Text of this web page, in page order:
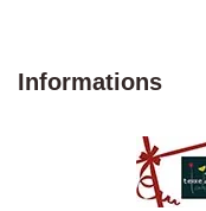
Informations